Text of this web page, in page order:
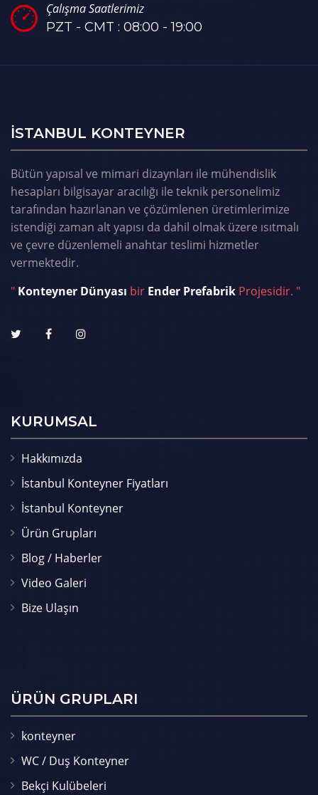
Çalışma Saatlerimiz
PZT - CMT : 08:00 - 19:00
ISTANBUL KONTEYNER
Bütün yapısal ve mimari dizaynları ile mühendislik
hesapları bilgisayar aracılığı ile teknik personelimiz
tarafından hazırlanan ve çözümlenen üretimlerimize
istendiği zaman alt yapısı da dahil olmak üzere ısıtmalı
ve çevre düzenlemeli anahtar teslimi hizmetler
vermektedir.
" Konteyner Dünyası bir Ender Prefabrik Projesidir. "
KURUMSAL
Hakkımızda
İstanbul Konteyner Fiyatları
İstanbul Konteyner
Ürün Grupları
Blog / Haberler
Video Galeri
Bize Ulaşın
ÜRÜN GRUPLARI
konteyner
WC / Duş Konteyner
Bekçi Kulübeleri